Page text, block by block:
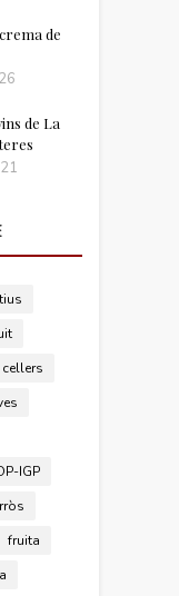
de
de La
cellers
IGP
fruita